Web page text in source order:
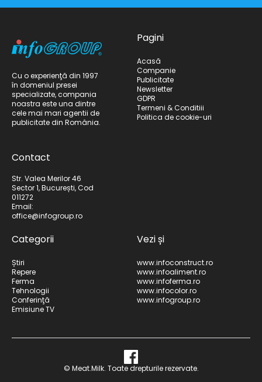
Cu o experienţă din 1997
în domeniul presei
specializate, compania
noastra este una dintre
cele mai mari agentii de
publicitate din România.
Contact
Str. Valea Merilor 46
Sector 1, București, Cod
011272
Email:
office@infogroup.ro
Pagini
Acasă
Companie
Publicitate
Newsletter
GDPR
Termeni & Conditiii
Politica de cookie-uri
Categorii
Știri
Repere
Ferma
Tehnologii
Conferinţă
Emisiune TV
Vezi și
www.infoconstruct.ro
www.infoaliment.ro
www.infoferma.ro
www.infocolor.ro
www.infogroup.ro
© Meat.Milk. Toate drepturile rezervate.